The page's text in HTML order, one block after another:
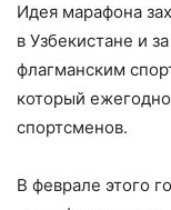
Идея марафона
в Узбекистане и
флагманским
который
спортсменов.
В феврале этого